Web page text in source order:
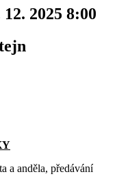
12. 2025 8:00
a anděla, předávání